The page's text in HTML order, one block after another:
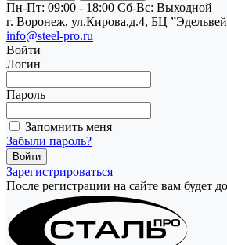
Пн-Пт: 09:00 - 18:00 Cб-Вс: Выходной
г. Воронеж, ул.Кирова,д.4, БЦ
info@steel-pro.ru
Войти
Логин
Пароль
Запомнить меня
Забыли пароль?
Зарегистрироваться
После регистрации на сайте вам будет